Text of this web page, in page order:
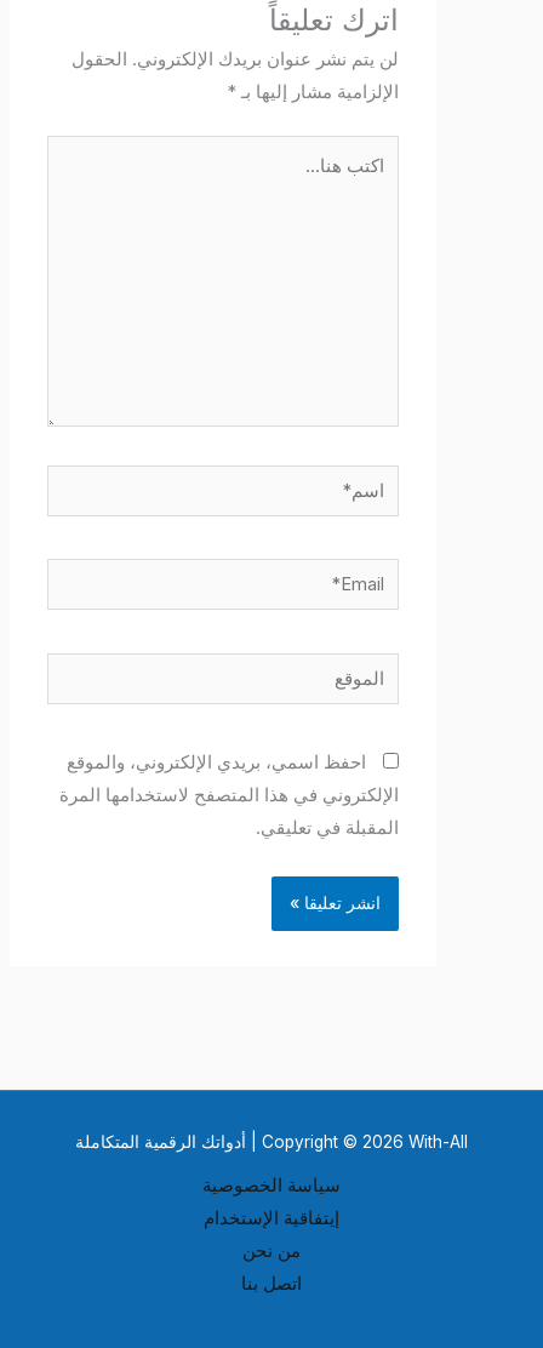
اترك تعليقاً
لن يتم نشر عنوان بريدك الإلكتروني. الحقول
الإلزامية مشار إليها بـ*
احفظ اسمي، بريدي الإلكتروني، والموقع
الإلكتروني في هذا المتصفح لاستخدامها المرة
المقبلة في تعليقي.
Copyright © 2026 With-All | أدواتك الرقمية المتكاملة
سياسة الخصوصية
إيتفاقية الإستخدام
من نحن
اتصل بنا